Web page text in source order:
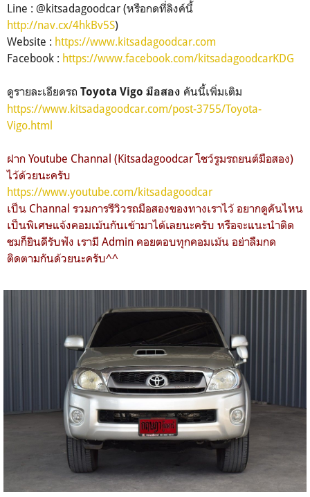
Line : @kitsadagoodcar (หรือกดที่ลิงค์นี้
http://nav.cx/4hkBv5S)
Website : https://www.kitsadagoodcar.com
Facebook : https://www.facebook.com/kitsadagoodcarKDG
ดูรายละเอียดรถ Toyota Vigo มือสอง คันนี้เพิ่มเติม
https://www.kitsadagoodcar.com/post-3755/Toyota-
Vigo.html
ฝาก Youtube Channal (Kitsadagoodcar โชว์รูมรถยนต์มือสอง)
ไว้ด้วยนะครับ
https://www.youtube.com/kitsadagoodcar
เป็น Channal รวมการรีวิวรถมือสองของทางเราไว้ อยากดูคันไหน
เป็นพิเศษแจ้งคอมเม้นกันเข้ามาได้เลยนะครับ หรือจะแนะนำติด
ชมก็ยินดีรับฟัง เรามี Admin คอยตอบทุกคอมเม้น อย่าลืมกด
ติดตามกันด้วยนะครับ^^